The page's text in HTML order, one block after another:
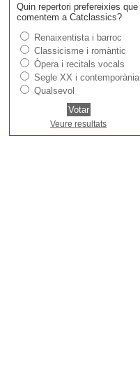
Quin repertori prefereixies que
comentem a Catclassics?
Renaixentista i barroc
Classicisme i romàntic
Òpera i recitals vocals
Segle XX i contemporània
Qualsevol
Veure resultats